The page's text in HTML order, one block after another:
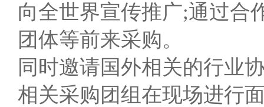
向全世界宣传推广;通过合
团体等前来采购。
同时邀请国外相关的行业
相关采购团组在现场进行